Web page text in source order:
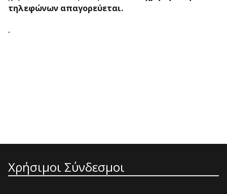
τηλεφώνων απαγορεύεται.
Χρήσιμοι Σύνδεσμοι